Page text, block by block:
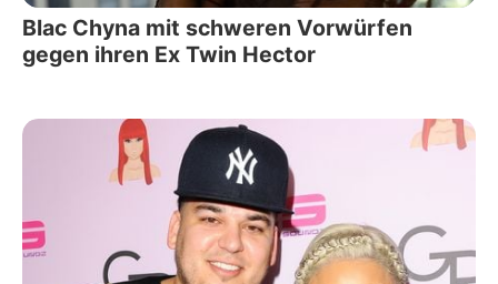
Blac Chyna mit schweren Vorwürfen
gegen ihren Ex Twin Hector